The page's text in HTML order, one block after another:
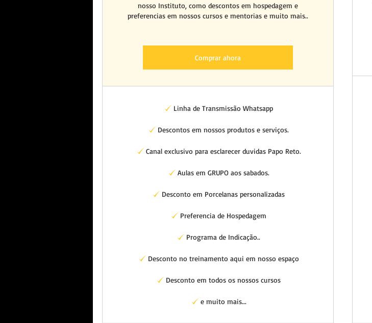
nosso Instituto, como descontos em hospedagem e
preferencias em nossos cursos e mentorias e muito mais..
Comprar ahora
Linha de Transmissão Whatsapp
Descontos em nossos produtos e serviços.
Canal exclusivo para esclarecer duvidas Papo Reto.
Aulas em GRUPO aos sabados.
Desconto em Porcelanas personalizadas
Preferencia de Hospedagem
Programa de Indicação..
Desconto no treinamento aqui em nosso espaço
Desconto em todos os nossos cursos
e muito mais...